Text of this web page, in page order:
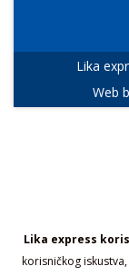
Lika express
korisničkog
Lika
Web